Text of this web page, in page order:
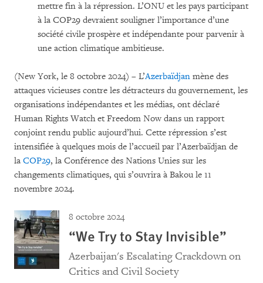
mettre fin à la répression. L’ONU et les pays participant
à la COP29 devraient souligner l’importance d’une
société civile prospère et indépendante pour parvenir à
une action climatique ambitieuse.
(New York, le 8 octobre 2024) – L’Azerbaïdjan mène des
attaques vicieuses contre les détracteurs du gouvernement, les
organisations indépendantes et les médias, ont déclaré
Human Rights Watch et Freedom Now dans un rapport
conjoint rendu public aujourd’hui. Cette répression s’est
intensifiée à quelques mois de l’accueil par l’Azerbaïdjan de
la COP29, la Conférence des Nations Unies sur les
changements climatiques, qui s’ouvrira à Bakou le 11
novembre 2024.
8 octobre 2024
“We Try to Stay Invisible”
Azerbaijan's Escalating Crackdown on
Critics and Civil Society